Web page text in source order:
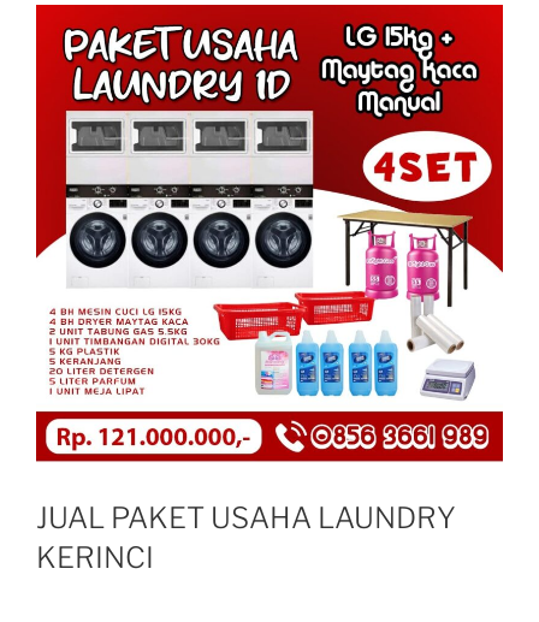
JUAL PAKET USAHA LAUNDRY
KERINCI